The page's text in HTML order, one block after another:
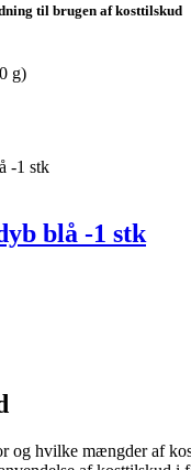
til brugen af kosttilskud
blå -1 stk
hvilke mængder af